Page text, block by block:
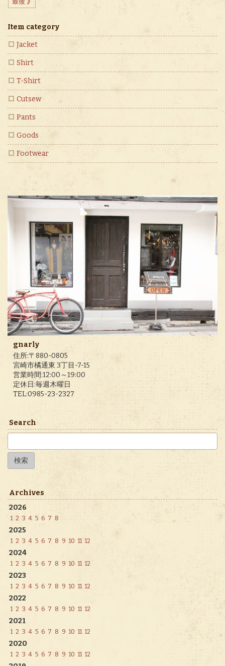
Item category
Jacket
Shirt
T-Shirt
Cutsew
Pants
Goods
Footwear
gnarly
住所:〒880-0805
宮崎市橘通東 3丁目-7-15
営業時間:12:00～19:00
定休日:毎週木曜日
TEL:0985-23-2327
Search
検
索:
Archives
2026
1 2 3 4 5 6 7 8
2025
1 2 3 4 5 6 7 8 9 10 11 12
2024
1 2 3 4 5 6 7 8 9 10 11 12
2023
1 2 3 4 5 6 7 8 9 10 11 12
2022
1 2 3 4 5 6 7 8 9 10 11 12
2021
1 2 3 4 5 6 7 8 9 10 11 12
2020
1 2 3 4 5 6 7 8 9 10 11 12